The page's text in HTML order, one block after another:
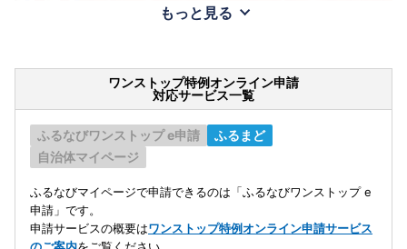
もっと見る
ワンストップ特例オンライン申請
対応サービス一覧
ふるなびワンストップ e申請
ふるまど
自治体マイページ
ふるなびマイページで申請できるのは「ふるなびワンストップ e
申請」です。
申請サービスの概要はワンストップ特例オンライン申請サービス